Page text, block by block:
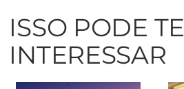
ISSO PODE TE
INTERESSAR